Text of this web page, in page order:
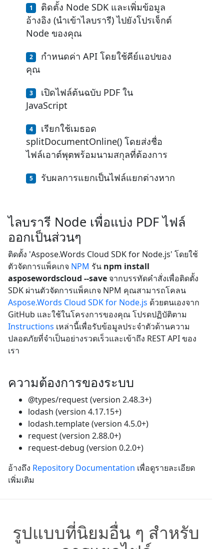
ติดตั้ง Node SDK และเพิ่มข้อมูล
อ้างอิง (นำเข้าไลบรารี) ไปยังโปรเจ็กต์
Node ของคุณ
กำหนดค่า API โดยใช้คีย์แอปของ
คุณ
เปิดไฟล์ต้นฉบับ PDF ใน
JavaScript
เรียกใช้เมธอด
splitDocumentOnline() โดยส่งชื่อ
ไฟล์เอาต์พุตพร้อมนามสกุลที่ต้องการ
รับผลการแยกเป็นไฟล์แยกต่างหาก
ไลบรารี Node เพื่อแบ่ง PDF ไฟล์
ออกเป็นส่วนๆ
ติดตั้ง 'Aspose.Words Cloud SDK for Node.js' โดยใช้
ตัวจัดการแพ็คเกจ NPM รัน npm install
asposewordscloud --save จากบรรทัดคำสั่งเพื่อติดตั้ง
SDK ผ่านตัวจัดการแพ็คเกจ NPM คุณสามารถโคลน
Aspose.Words Cloud SDK for Node.js ด้วยตนเองจาก
GitHub และใช้ในโครงการของคุณ โปรดปฏิบัติตาม
Instructions เหล่านี้เพื่อรับข้อมูลประจำตัวด้านความ
ปลอดภัยที่จำเป็นอย่างรวดเร็วและเข้าถึง REST API ของ
เรา
ความต้องการของระบบ
@types/request (version 2.48.3+)
lodash (version 4.17.15+)
lodash.template (version 4.5.0+)
request (version 2.88.0+)
request-debug (version 0.2.0+)
อ้างถึง Repository Documentation เพื่อดูรายละเอียด
เพิ่มเติม
รูปแบบที่นิยมอื่น ๆ สำหรับ